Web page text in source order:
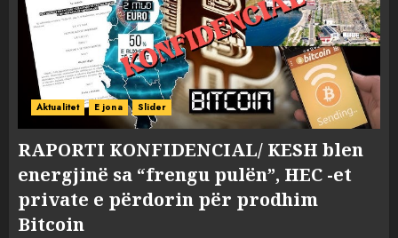
Aktualitet E jona Slider
RAPORTI KONFIDENCIAL/ KESH blen
energjinë sa “frengu pulën”, HEC -et
private e përdorin për prodhim
Bitcoin